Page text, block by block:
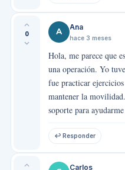
0 A Ana
hace 3 meses
Hola, me parece que
una operación. Yo
fue practicar
mantener la
soporte para
↩ Responder
Carlos